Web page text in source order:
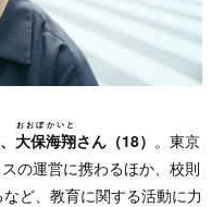
、 大保
おおぼ
海翔
かいと
さん（18） 。東京
の運営に携わるほか、校則
ど、教育に関する活動に力